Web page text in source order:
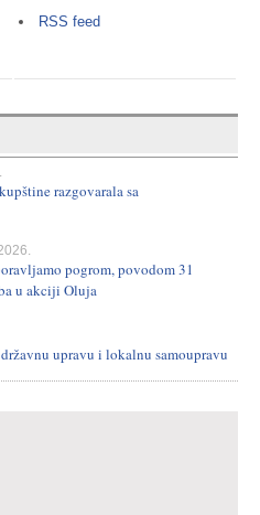
RSS feed
razgovarala sa
pogrom, povodom 31
u akciji Oluja
upravu i lokalnu samoupravu